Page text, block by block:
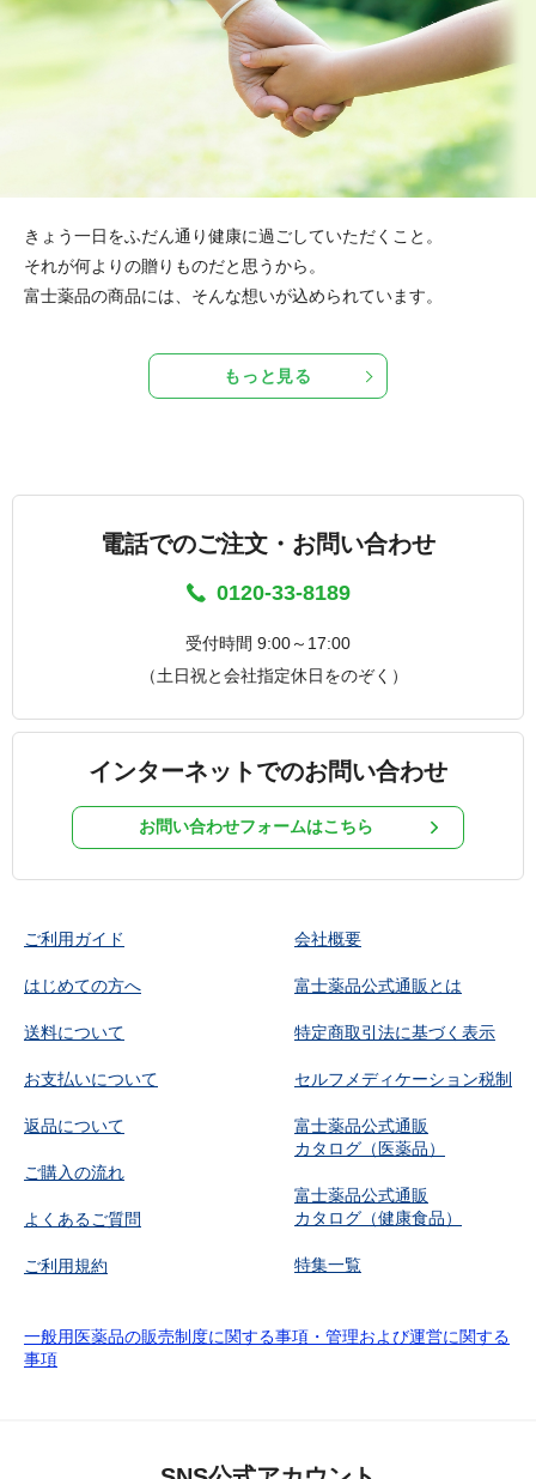
きょう一日をふだん通り健康に過ごしていただくこと。
それが何よりの贈りものだと思うから。
富士薬品の商品には、そんな想いが込められています。
もっと見る
電話でのご注文・お問い合わせ
0120-33-8189
受付時間 9:00～17:00
（土日祝と会社指定休日をのぞく）
インターネットでのお問い合わせ
お問い合わせフォームはこちら
ご利用ガイド
はじめての方へ
送料について
お支払いについて
返品について
ご購入の流れ
よくあるご質問
ご利用規約
会社概要
富士薬品公式通販とは
特定商取引法に基づく表示
セルフメディケーション税制
富士薬品公式通販
カタログ（医薬品）
富士薬品公式通販
カタログ（健康食品）
特集一覧
一般用医薬品の販売制度に関する事項・管理および運営に関する
事項